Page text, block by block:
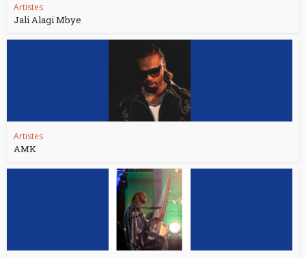
Artistes
Jali Alagi Mbye
Artistes
AMK